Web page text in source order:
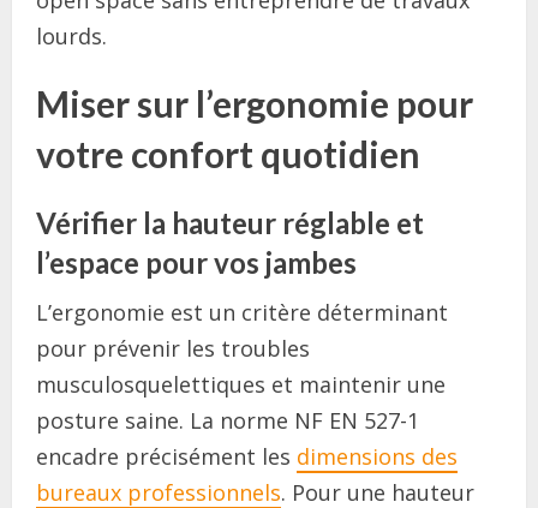
lourds.
Miser sur l’ergonomie pour
votre confort quotidien
Vérifier la hauteur réglable et
l’espace pour vos jambes
L’ergonomie est un critère déterminant
pour prévenir les troubles
musculosquelettiques et maintenir une
posture saine. La norme NF EN 527-1
encadre précisément les dimensions des
bureaux professionnels. Pour une hauteur